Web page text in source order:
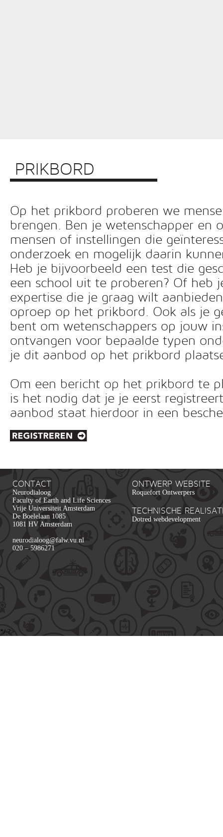
PRIKBORD
Op het prikbord proberen we
brengen. Ben je wetenschapper en
mensen of instellingen die
onderzoek en mogelijk daarin
Heb je bijvoorbeeld een test die
een school uit te proberen? Of heb
expertise die je graag wilt
oproep op het prikbord. Ook als je
bent om wetenschappers op jouw
ontvangen voor bepaalde typen
je dit aanbod op het prikbord
Om een bericht op het prikbord te
is het nodig dat je je eerst
aanbod staat hierdoor in een
CONTACT
Neurodialoog
Faculty of Earth and Life Sciences
Vrije Universiteit Amsterdam
De Boelelaan 1085
1081 HV Amsterdam
neurodialoog@falw.vu.nl
020 – 5986271
ONTWERP WEBSITE
Roquefort Ontwerpers
TECHNISCHE
Dotred webdevelopment
*/ ?>